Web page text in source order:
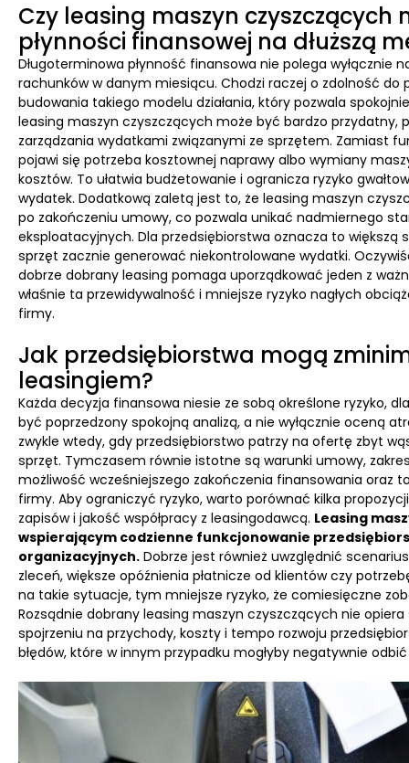
Czy leasing maszyn
płynności finansowej na dłuższą
Długoterminowa płynność finansowa nie polega wyłącznie
rachunków w danym miesiącu. Chodzi raczej o zdolność do
budowania takiego modelu działania, który pozwala
leasing maszyn czyszczących może być bardzo przydatny,
zarządzania wydatkami związanymi ze sprzętem. Zamiast
pojawi się potrzeba kosztownej naprawy albo wymiany
kosztów. To ułatwia budżetowanie i ogranicza ryzyko
wydatek. Dodatkową zaletą jest to, że leasing maszyn
po zakończeniu umowy, co pozwala unikać nadmiernego
eksploatacyjnych. Dla przedsiębiorstwa oznacza to większą
sprzęt zacznie generować niekontrolowane wydatki.
dobrze dobrany leasing pomaga uporządkować jeden z
właśnie ta przewidywalność i mniejsze ryzyko nagłych
firmy.
Jak przedsiębiorstwa mogą
leasingiem?
Każda decyzja finansowa niesie ze sobą określone ryzyko,
być poprzedzony spokojną analizą, a nie wyłącznie oceną
zwykle wtedy, gdy przedsiębiorstwo patrzy na ofertę zbyt
sprzęt. Tymczasem równie istotne są warunki umowy,
możliwość wcześniejszego zakończenia finansowania oraz
firmy. Aby ograniczyć ryzyko, warto porównać kilka
zapisów i jakość współpracy z leasingodawcą. Leasing
wspierającym codzienne funkcjonowanie
organizacyjnych. Dobrze jest również uwzględnić
zleceń, większe opóźnienia płatnicze od klientów czy
na takie sytuacje, tym mniejsze ryzyko, że comiesięczne
Rozsądnie dobrany leasing maszyn czyszczących nie
spojrzeniu na przychody, koszty i tempo rozwoju
błędów, które w innym przypadku mogłyby negatywnie